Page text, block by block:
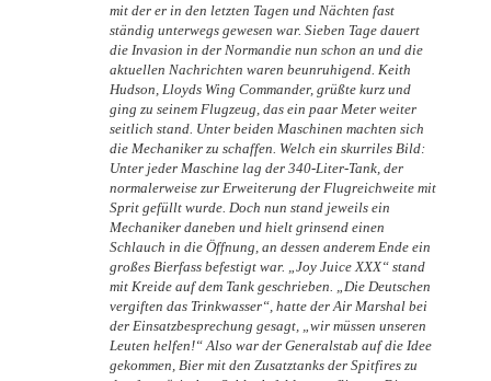
mit der er in den letzten Tagen und Nächten fast
ständig unterwegs gewesen war. Sieben Tage dauert
die Invasion in der Normandie nun schon an und die
aktuellen Nachrichten waren beunruhigend. Keith
Hudson, Lloyds Wing Commander, grüßte kurz und
ging zu seinem Flugzeug, das ein paar Meter weiter
seitlich stand. Unter beiden Maschinen machten sich
die Mechaniker zu schaffen. Welch ein skurriles Bild:
Unter jeder Maschine lag der 340-Liter-Tank, der
normalerweise zur Erweiterung der Flugreichweite mit
Sprit gefüllt wurde. Doch nun stand jeweils ein
Mechaniker daneben und hielt grinsend einen
Schlauch in die Öffnung, an dessen anderem Ende ein
großes Bierfass befestigt war. „Joy Juice XXX“ stand
mit Kreide auf dem Tank geschrieben. „Die Deutschen
vergiften das Trinkwasser“, hatte der Air Marshal bei
der Einsatzbesprechung gesagt, „wir müssen unseren
Leuten helfen!“ Also war der Generalstab auf die Idee
gekommen, Bier mit den Zusatztanks der Spitfires zu